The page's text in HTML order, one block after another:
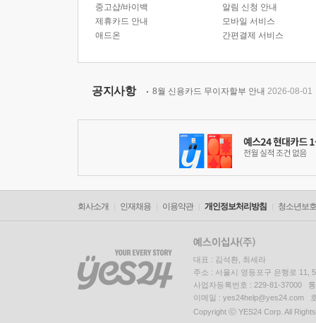
중고샵/바이백
제휴카드 안내
애드온
알림 신청 안내
모바일 서비스
간편결제 서비스
공지사항 8월 신용카드 무이자할부 안내 2026-08-01
회사소개 인재채용 이용약관 개인정보처리방침 청소년보
대표 : 김석환, 최세라
주소 : 서울시 영등포구 은행로 11,
사업자등록번호 : 229-81-37000
이메일 : yes24help@yes24.com
Copyright ⓒ YES24 Corp. All